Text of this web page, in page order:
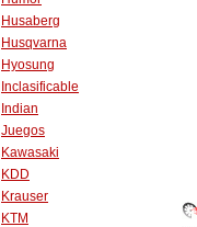
Husaberg
Husqvarna
Hyosung
Inclasificable
Indian
Juegos
Kawasaki
KDD
Krauser
KTM